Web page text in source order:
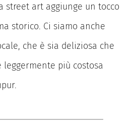
street art aggiunge un tocco
storico. Ci siamo anche
che è sia deliziosa che
leggermente più costosa